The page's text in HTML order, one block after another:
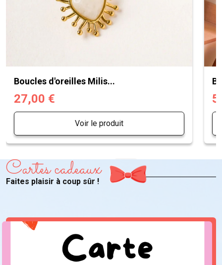
Boucles d'oreilles Milis...
27,00 €
Voir le produit
Cartes cadeaux
Faites plaisir à coup sûr !